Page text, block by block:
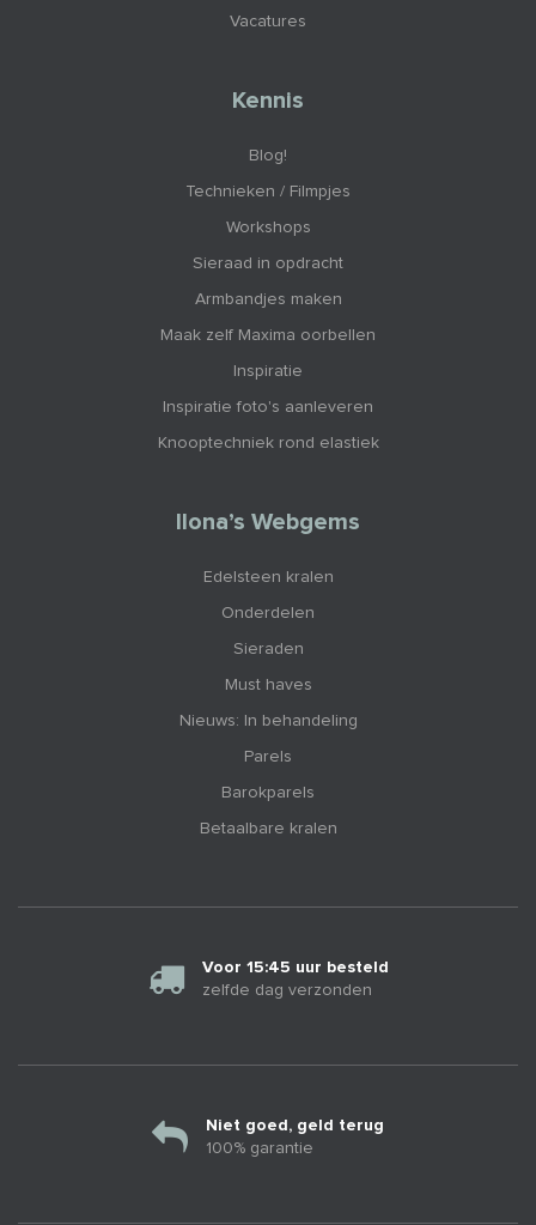
Vacatures
Kennis
Blog!
Technieken / Filmpjes
Workshops
Sieraad in opdracht
Armbandjes maken
Maak zelf Maxima oorbellen
Inspiratie
Inspiratie foto's aanleveren
Knooptechniek rond elastiek
Ilona’s Webgems
Edelsteen kralen
Onderdelen
Sieraden
Must haves
Nieuws: In behandeling
Parels
Barokparels
Betaalbare kralen
Voor 15:45 uur besteld
zelfde dag verzonden
Niet goed, geld terug
100% garantie